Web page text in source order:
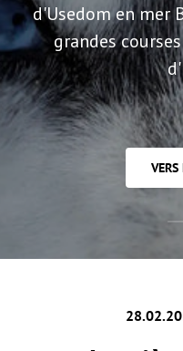
d'Usedom en mer
grandes